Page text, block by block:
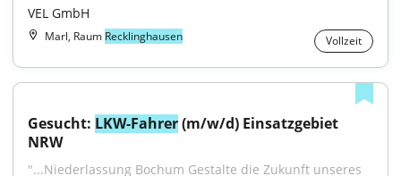
VEL GmbH
Marl, Raum Recklinghausen Vollzeit
Gesucht: LKW-Fahrer (m/w/d) Einsatzgebiet
NRW
"...Niederlassung Bochum Gestalte die Zukunft unseres